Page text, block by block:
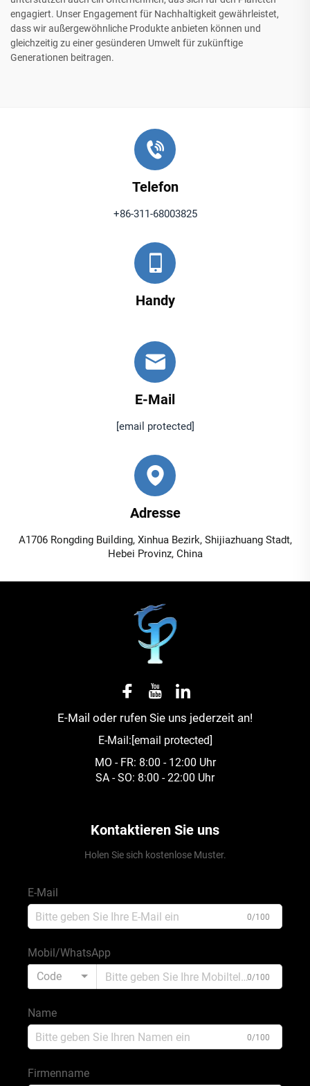
engagiert. Unser Engagement für Nachhaltigkeit gewährleistet,
dass wir außergewöhnliche Produkte anbieten können und
gleichzeitig zu einer gesünderen Umwelt für zukünftige
Generationen beitragen.
Telefon
+86-311-68003825
Handy
E-Mail
[email protected]
Adresse
A1706 Rongding Building, Xinhua Bezirk, Shijiazhuang Stadt,
Hebei Provinz, China
E-Mail oder rufen Sie uns jederzeit an!
E-Mail:[email protected]
MO - FR: 8:00 - 12:00 Uhr
SA - SO: 8:00 - 22:00 Uhr
Kontaktieren Sie uns
Holen Sie sich kostenlose Muster.
E-Mail
0/100
Mobil/WhatsApp
Code
0/100
Name
0/100
Firmenname